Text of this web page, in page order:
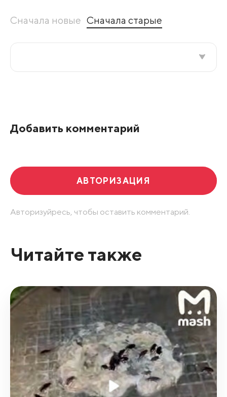
Сначала новые Сначала старые
Добавить комментарий
АВТОРИЗАЦИЯ
Авторизуйресь, чтобы оставить комментарий.
Читайте также